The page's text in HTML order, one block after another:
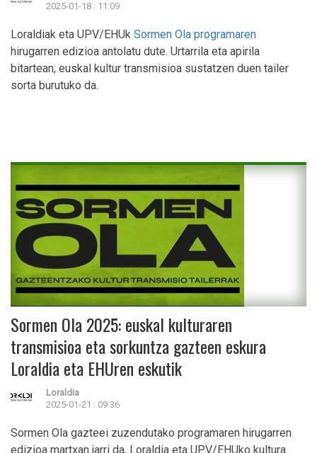
2025-01-18 : 11:09
Loraldiak eta UPV/EHUk Sormen Ola programaren
hirugarren edizioa antolatu dute. Urtarrila eta apirila
bitartean, euskal kultur transmisioa sustatzen duen tailer
sorta burutuko da.
Sormen Ola 2025: euskal kulturaren
transmisioa eta sorkuntza gazteen eskura
Loraldia eta EHUren eskutik
Loraldia
2025-01-21 : 09:36
Sormen Ola gazteei zuzendutako programaren hirugarren
edizioa martxan jarri da, Loraldia eta UPV/EHUko kultura